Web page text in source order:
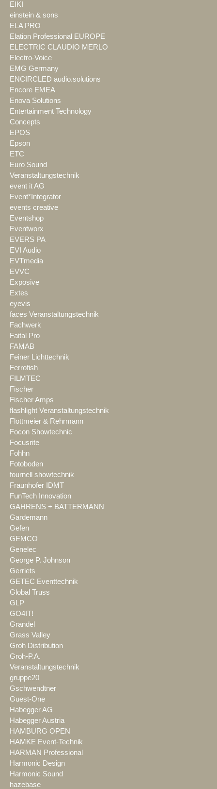
EIKI
einstein & sons
ELA PRO
Elation Professional EUROPE
ELECTRIC CLAUDIO MERLO
Electro-Voice
EMG Germany
ENCIRCLED audio.solutions
Encore EMEA
Enova Solutions
Entertainment Technology
Concepts
EPOS
Epson
ETC
Euro Sound
Veranstaltungstechnik
event it AG
Event*Integrator
events creative
Eventshop
Eventworx
EVERS PA
EVI Audio
EVTmedia
EVVC
Exposive
Extes
eyevis
faces Veranstaltungstechnik
Fachwerk
Faital Pro
FAMAB
Feiner Lichttechnik
Ferrofish
FILMTEC
Fischer
Fischer Amps
flashlight Veranstaltungstechnik
Flottmeier & Rehrmann
Focon Showtechnic
Focusrite
Fohhn
Fotoboden
fournell showtechnik
Fraunhofer IDMT
FunTech Innovation
GAHRENS + BATTERMANN
Gardemann
Gefen
GEMCO
Genelec
George P. Johnson
Gerriets
GETEC Eventtechnik
Global Truss
GLP
GO4IT!
Grandel
Grass Valley
Groh Distribution
Groh-P.A.
Veranstaltungstechnik
gruppe20
Gschwendtner
Guest-One
Habegger AG
Habegger Austria
HAMBURG OPEN
HAMKE Event-Technik
HARMAN Professional
Harmonic Design
Harmonic Sound
hazebase